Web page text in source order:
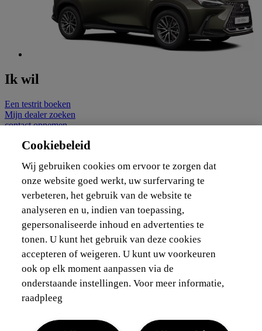
Ik wil
Een testrit boeken
Mijn dealer zoeken
contact opnemen
Configureer
Bedankt voor uw bezoek
Auto's
Nieuwe wagens
Stock Auto's
Tweedehandswagen
Cookiebeleid
Wij gebruiken cookies om ervoor te zorgen dat
onze website goed werkt, uw surfervaring te
verbeteren, het gebruik van de website te
analyseren en u, indien van toepassing,
gepersonaliseerde inhoud en advertenties te
tonen. U kunt het gebruik van deze cookies
accepteren of weigeren. U kunt uw voorkeuren
ook op elk moment aanpassen via de
onderstaande instellingen. Voor meer informatie,
raadpleeg